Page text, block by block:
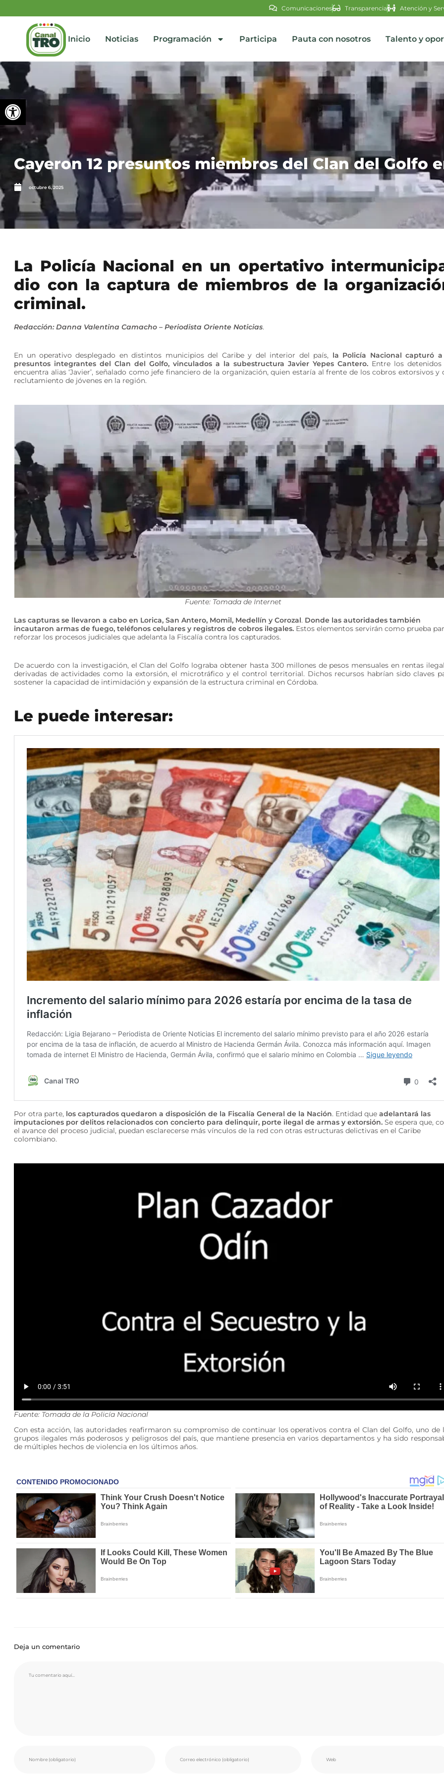
Abrir barra de herramientas
Comunicaciones Transparencia Atención y
Inicio Noticias Programación Participa Pauta con nosotros Talento y
Cayeron 12 presuntos miembros del Clan del Golfo
octubre 6, 2025
La Policía Nacional en un opertativo
dio con la captura de miembros de la
criminal.
Redacción: Danna Valentina Camacho – Periodista Oriente Noticias.
En un operativo desplegado en distintos municipios del Caribe y del interior del país, la Policía Nacional capturó a
presuntos integrantes del Clan del Golfo, vinculados a la subestructura Javier Yepes Cantero. Entre los detenidos
encuentra alias ‘Javier’, señalado como jefe financiero de la organización, quien estaría al frente de los cobros extorsivos y
reclutamiento de jóvenes en la región.
Fuente: Tomada de Internet
Las capturas se llevaron a cabo en Lorica, San Antero, Momil, Medellín y Corozal. Donde las autoridades también
incautaron armas de fuego, teléfonos celulares y registros de cobros ilegales. Estos elementos servirán como prueba
reforzar los procesos judiciales que adelanta la Fiscalía contra los capturados.
De acuerdo con la investigación, el Clan del Golfo lograba obtener hasta 300 millones de pesos mensuales en rentas
derivadas de actividades como la extorsión, el microtráfico y el control territorial. Dichos recursos habrían sido claves
sostener la capacidad de intimidación y expansión de la estructura criminal en Córdoba.
Le puede interesar:
Por otra parte, los capturados quedaron a disposición de la Fiscalía General de la Nación. Entidad que adelantará las
imputaciones por delitos relacionados con concierto para delinquir, porte ilegal de armas y extorsión. Se espera que,
el avance del proceso judicial, puedan esclarecerse más vínculos de la red con otras estructuras delictivas en el Caribe
colombiano.
Fuente: Tomada de la Policía Nacional
Con esta acción, las autoridades reafirmaron su compromiso de continuar los operativos contra el Clan del Golfo, uno de
grupos ilegales más poderosos y peligrosos del país, que mantiene presencia en varios departamentos y ha sido
de múltiples hechos de violencia en los últimos años.
Deja un comentario